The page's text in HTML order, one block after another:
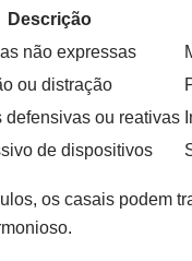
Descrição
não expressas
ou distração
defensivas ou reativas
de dispositivos
os casais podem